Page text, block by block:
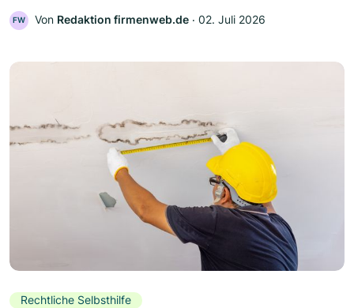
FW Von Redaktion firmenweb.de ‧ 02. Juli 2026
Rechtliche Selbsthilfe